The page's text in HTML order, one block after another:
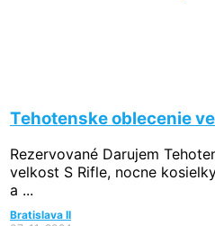
Tehotenske oblecenie
Rezervované Darujem
velkost S Rifle, nocne
a ...
Bratislava II